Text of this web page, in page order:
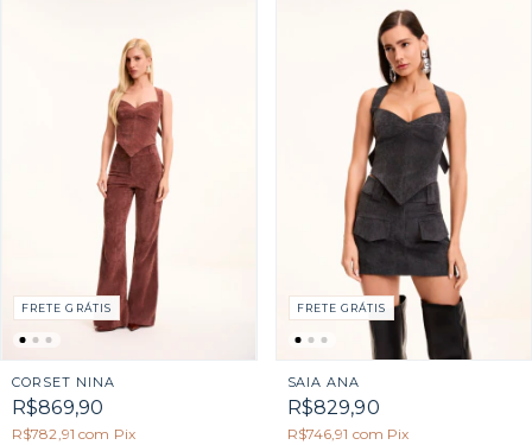
FRETE GRÁTIS
CORSET NINA
R$869,90
R$782,91com Pix
FRETE GRÁTIS
SAIA ANA
R$829,90
R$746,91 com Pix